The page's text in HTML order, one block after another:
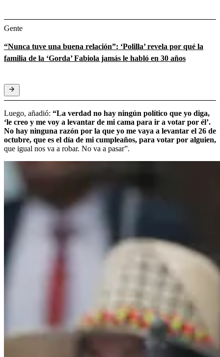
Gente
“Nunca tuve una buena relación”: ‘Polilla’ revela por qué la
familia de la ‘Gorda’ Fabiola jamás le habló en 30 años
Luego, añadió: “La verdad no hay ningún político que yo diga,
‘le creo y me voy a levantar de mi cama para ir a votar por él’.
No hay ninguna razón por la que yo me vaya a levantar el 26 de
octubre, que es el día de mi cumpleaños, para votar por alguien,
que igual nos va a robar. No va a pasar”.